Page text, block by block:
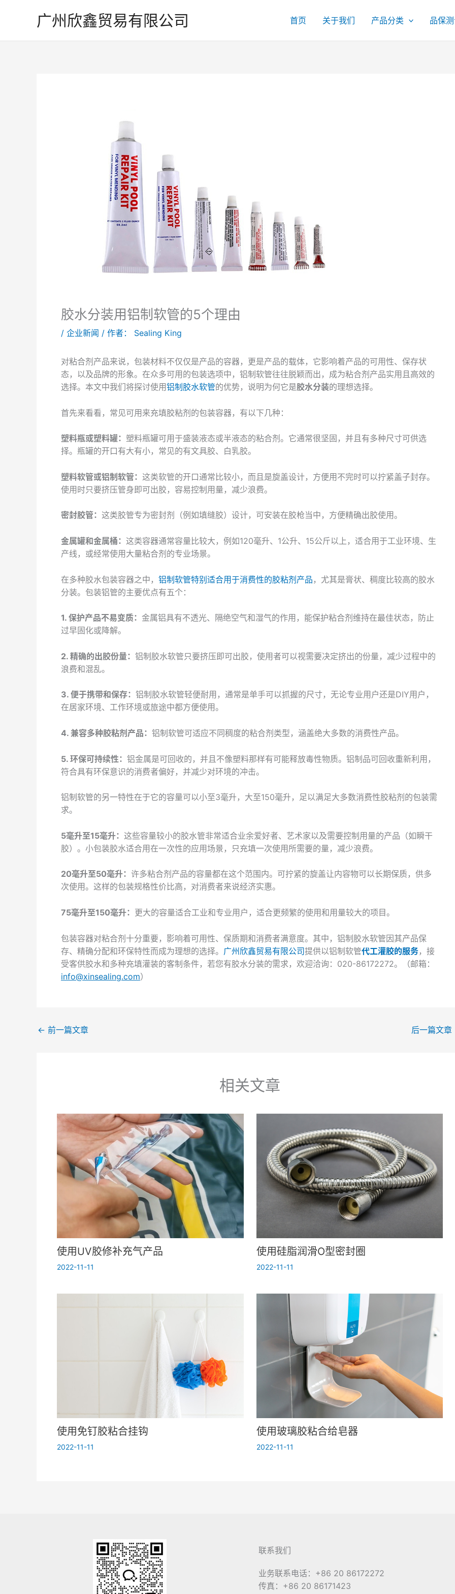
容
广州欣鑫贸易有限公司 首页 关于我们 产品分类 品保
胶水分装用铝制软管的5个理由
/ 企业新闻 / 作者： Sealing King
对粘合剂产品来说，包装材料不仅仅是产品的容器，更是产品的载体，它影响着产品的可用性、保存状
态，以及品牌的形象。在众多可用的包装选项中，铝制软管往往脱颖而出，成为粘合剂产品实用且高效的
选择。本文中我们将探讨使用铝制胶水软管的优势，说明为何它是胶水分装的理想选择。
首先来看看，常见可用来充填胶粘剂的包装容器，有以下几种：
塑料瓶或塑料罐： 塑料瓶罐可用于盛装液态或半液态的粘合剂。它通常很坚固，并且有多种尺寸可供选
择。瓶罐的开口有大有小，常见的有文具胶、白乳胶。
塑料软管或铝制软管： 这类软管的开口通常比较小，而且是旋盖设计，方便用不完时可以拧紧盖子封存。
使用时只要挤压管身即可出胶，容易控制用量，减少浪费。
密封胶管： 这类胶管专为密封剂（例如填缝胶）设计，可安装在胶枪当中，方便精确出胶使用。
金属罐和金属桶： 这类容器通常容量比较大，例如120毫升、1公升、15公斤以上，适合用于工业环境、生
产线，或经常使用大量粘合剂的专业场景。
在多种胶水包装容器之中， 铝制软管特别适合用于消费性的胶粘剂产品 ，尤其是膏状、稠度比较高的胶水
分装。包装铝管的主要优点有五个：
1. 保护产品不易变质： 金属铝具有不透光、隔绝空气和湿气的作用，能保护粘合剂维持在最佳状态，防止
过早固化或降解。
2. 精确的出胶份量： 铝制胶水软管只要挤压即可出胶，使用者可以视需要决定挤出的份量，减少过程中的
浪费和混乱。
3. 便于携带和保存： 铝制胶水软管轻便耐用，通常是单手可以抓握的尺寸，无论专业用户还是DIY用户，
在居家环境、工作环境或旅途中都方便使用。
4. 兼容多种胶粘剂产品： 铝制软管可适应不同稠度的粘合剂类型，涵盖绝大多数的消费性产品。
5. 环保可持续性： 铝金属是可回收的，并且不像塑料那样有可能释放毒性物质。铝制品可回收重新利用，
符合具有环保意识的消费者偏好，并减少对环境的冲击。
铝制软管的另一特性在于它的容量可以小至3毫升，大至150毫升，足以满足大多数消费性胶粘剂的包装需
求。
5毫升至15毫升： 这些容量较小的胶水管非常适合业余爱好者、艺术家以及需要控制用量的产品（如瞬干
胶）。小包装胶水适合用在一次性的应用场景，只充填一次使用所需要的量，减少浪费。
20毫升至50毫升： 许多粘合剂产品的容量都在这个范围内。可拧紧的旋盖让内容物可以长期保质，供多
次使用。这样的包装规格性价比高，对消费者来说经济实惠。
75毫升至150毫升： 更大的容量适合工业和专业用户，适合更频繁的使用和用量较大的项目。
包装容器对粘合剂十分重要，影响着可用性、保质期和消费者满意度。其中，铝制胶水软管因其产品保
存、精确分配和环保特性而成为理想的选择。 广州欣鑫贸易有限公司提供以铝制软管代工灌胶的服务，接
受客供胶水和多种充填灌装的客制条件，若您有胶水分装的需求，欢迎洽询：020-86172272。（邮箱：
info@xinsealing.com）
← 前一篇文章 后一篇文章
相关文章
使用UV胶修补充气产品
2022-11-11
使用硅脂润滑O型密封圈
2022-11-11
使用免钉胶粘合挂钩
2022-11-11
使用玻璃胶粘合给皂器
2022-11-11
联系我们
业务联系电话：+86 20 86172272
传真：+86 20 86171423